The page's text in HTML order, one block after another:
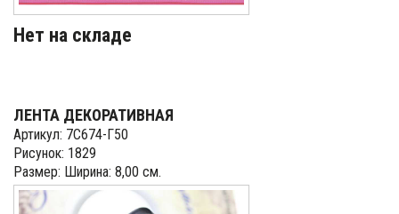
Нет на складе
ЛЕНТА ДЕКОРАТИВНАЯ
Артикул: 7С674-Г50
Рисунок: 1829
Размер: Ширина: 8,00 см.